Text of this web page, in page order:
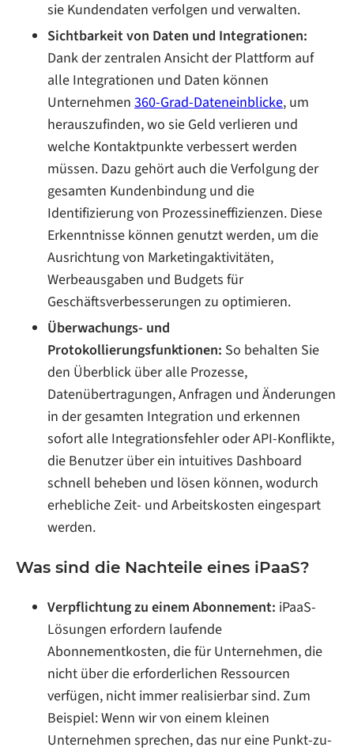
sie Kundendaten verfolgen und verwalten.
Sichtbarkeit von Daten und Integrationen:
Dank der zentralen Ansicht der Plattform auf
alle Integrationen und Daten können
Unternehmen 360-Grad-Dateneinblicke, um
herauszufinden, wo sie Geld verlieren und
welche Kontaktpunkte verbessert werden
müssen. Dazu gehört auch die Verfolgung der
gesamten Kundenbindung und die
Identifizierung von Prozessineffizienzen. Diese
Erkenntnisse können genutzt werden, um die
Ausrichtung von Marketingaktivitäten,
Werbeausgaben und Budgets für
Geschäftsverbesserungen zu optimieren.
Überwachungs- und
Protokollierungsfunktionen: So behalten Sie
den Überblick über alle Prozesse,
Datenübertragungen, Anfragen und Änderungen
in der gesamten Integration und erkennen
sofort alle Integrationsfehler oder API-Konflikte,
die Benutzer über ein intuitives Dashboard
schnell beheben und lösen können, wodurch
erhebliche Zeit- und Arbeitskosten eingespart
werden.
Was sind die Nachteile eines iPaaS?
Verpflichtung zu einem Abonnement: iPaaS-
Lösungen erfordern laufende
Abonnementkosten, die für Unternehmen, die
nicht über die erforderlichen Ressourcen
verfügen, nicht immer realisierbar sind. Zum
Beispiel: Wenn wir von einem kleinen
Unternehmen sprechen, das nur eine Punkt-zu-